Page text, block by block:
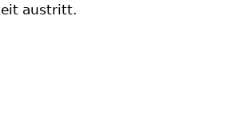
austritt.